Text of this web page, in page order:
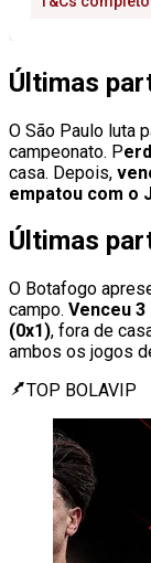
Últimas
O São Paulo luta
campeonato. P
casa. Depois,
empatou com o
Últimas
O Botafogo
campo. Venceu
(0x1), fora de
ambos os jogos
TOP BOLAVIP